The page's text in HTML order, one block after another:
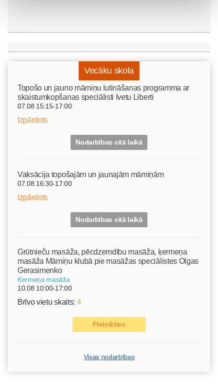
Vecāku skola
Topošo un jauno māmiņu lutināšanas programma ar
skaistumkopšanas speciālisti Ivetu Liberti
07.08 15:15-17:00
Izpārdots
Nodarbības citā laikā
Vaksācija topošajām un jaunajām māmiņām
07.08 16:30-17:00
Izpārdots
Nodarbības citā laikā
Grūtnieču masāža, pēcdzemdību masāža, ķermeņa
masāža Māmiņu klubā pie masāžas speciālistes Olgas
Gerasimenko
Ķermeņa masāža
10.08 10:00-17:00
Brīvo vietu skaits: 4
Pieteikties
Visas nodarbības